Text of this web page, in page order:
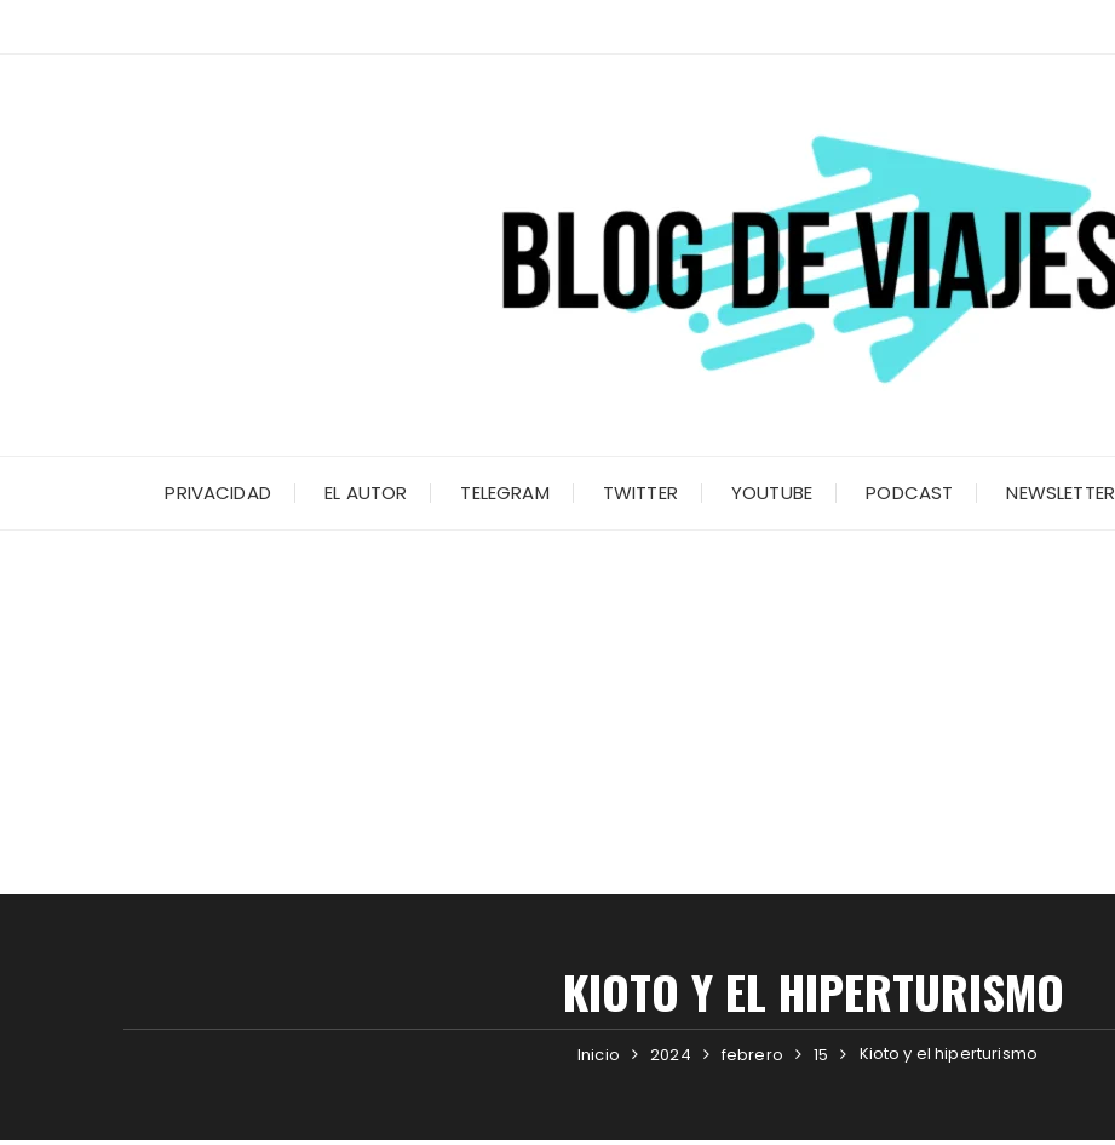
PRIVACIDAD EL AUTOR TELEGRAM TWITTER YOUTUBE PODCAST NEWSLETTER
KIOTO Y EL HIPERTURISMO
Inicio 2024 febrero 15 Kioto y el hiperturismo